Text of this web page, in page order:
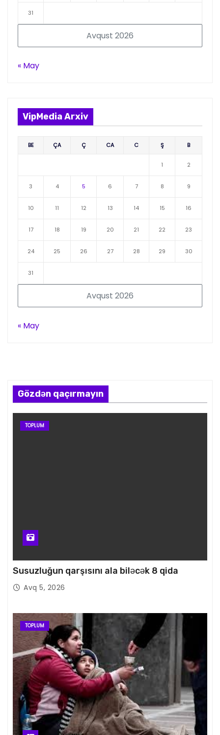
Avqust 2026
31
« May
VipMedia Arxiv
Avqust 2026
BE ÇA Ç CA C Ş B
1 2
3 4 5 6 7 8 9
10 11 12 13 14 15 16
17 18 19 20 21 22 23
24 25 26 27 28 29 30
31
« May
Gözdən qaçırmayın
TOPLUM
Susuzluğun qarşısını ala biləcək 8 qida
Avq 5, 2026
TOPLUM